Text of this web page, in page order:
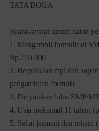
TATA BOGA
Syarat-syarat umum calon
1. Mengambil formulir di
Rp.150.000
2. Berpakaian rapi dan
pengambilan formulir
3. Dinyatakan lulus SMP/
4. Usia maksimal 18 tahun
5. Sehat jasmani dan rohani